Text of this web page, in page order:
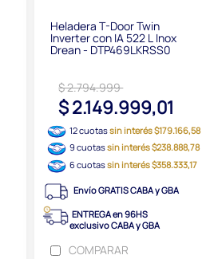
Heladera T-Door Twin
Inverter con IA 522 L Inox
Drean - DTP469LKRSS0
$ 2.794.999
$ 2.149.999,01
12 cuotassin interés $179.166,58
9 cuotassin interés $238.888,78
6 cuotassin interés $358.333,17
Envío GRATIS CABA y GBA
ENTREGA en 96HS
exclusivo CABA y GBA
COMPARAR